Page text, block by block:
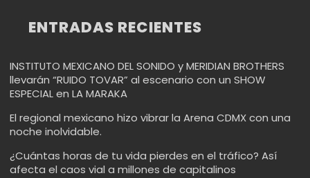
ENTRADAS RECIENTES
INSTITUTO MEXICANO DEL SONIDO y MERIDIAN BROTHERS
llevarán “RUIDO TOVAR” al escenario con un SHOW
ESPECIAL en LA MARAKA
El regional mexicano hizo vibrar la Arena CDMX con una
noche inolvidable.
¿Cuántas horas de tu vida pierdes en el tráfico? Así
afecta el caos vial a millones de capitalinos